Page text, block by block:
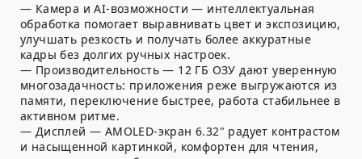
— Камера и AI-возможности — интеллектуальная
обработка помогает выравнивать цвет и экспозицию,
улучшать резкость и получать более аккуратные
кадры без долгих ручных настроек.
— Производительность — 12 ГБ ОЗУ дают уверенную
многозадачность: приложения реже выгружаются из
памяти, переключение быстрее, работа стабильнее в
активном ритме.
— Дисплей — AMOLED-экран 6.32" радует контрастом
и насыщенной картинкой, комфортен для чтения,